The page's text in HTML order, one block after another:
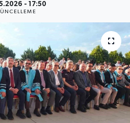
- 17:50